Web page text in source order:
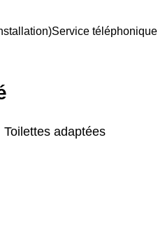
Service téléphonique
Toilettes adaptées